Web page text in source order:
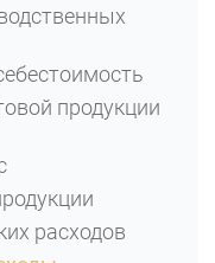
продукции
расходов